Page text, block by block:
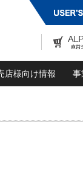
店様向け情報 事